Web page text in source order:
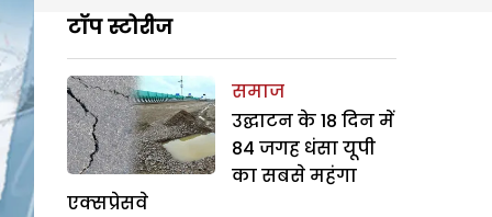
टॉप स्टोरीज
समाज
उद्घाटन के 18 दिन में
84 जगह धंसा यूपी
का सबसे महंगा
एक्सप्रेसवे